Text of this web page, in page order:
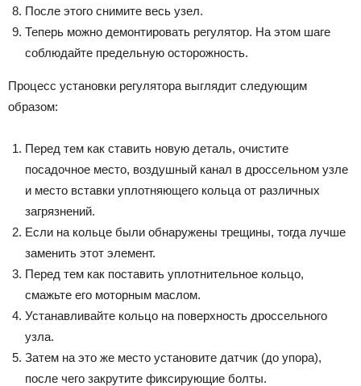
После этого снимите весь узел.
Теперь можно демонтировать регулятор. На этом шаге
соблюдайте предельную осторожность.
Процесс установки регулятора выглядит следующим
образом:
Перед тем как ставить новую деталь, очистите
посадочное место, воздушный канал в дроссельном узле
и место вставки уплотняющего кольца от различных
загрязнений.
Если на кольце были обнаружены трещины, тогда лучше
заменить этот элемент.
Перед тем как поставить уплотнительное кольцо,
смажьте его моторным маслом.
Устанавливайте кольцо на поверхность дроссельного
узла.
Затем на это же место установите датчик (до упора),
после чего закрутите фиксирующие болты.